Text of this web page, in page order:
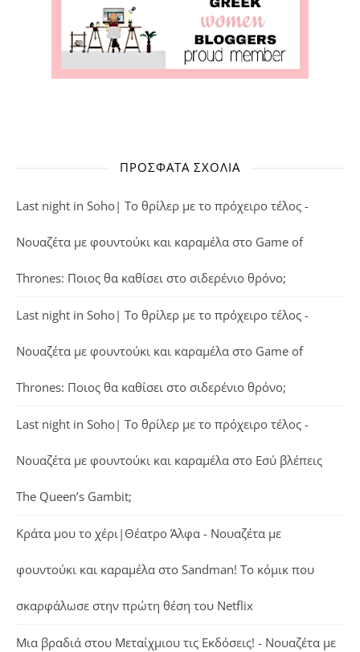
ΠΡΌΣΦΑΤΑ ΣΧΌΛΙΑ
Last night in Soho| Το θρίλερ με το πρόχειρο τέλος -
Νουαζέτα με φουντούκι και καραμέλα στο Game of
Thrones: Ποιος θα καθίσει στο σιδερένιο θρόνο;
Last night in Soho| Το θρίλερ με το πρόχειρο τέλος -
Νουαζέτα με φουντούκι και καραμέλα στο Game of
Thrones: Ποιος θα καθίσει στο σιδερένιο θρόνο;
Last night in Soho| Το θρίλερ με το πρόχειρο τέλος -
Νουαζέτα με φουντούκι και καραμέλα στο Εσύ βλέπεις
The Queen’s Gambit;
Κράτα μου το χέρι|Θέατρο Άλφα - Νουαζέτα με
φουντούκι και καραμέλα στο Sandman! Το κόμικ που
σκαρφάλωσε στην πρώτη θέση του Netflix
Μια βραδιά στου Μεταίχμιου τις Εκδόσεις! - Νουαζέτα με